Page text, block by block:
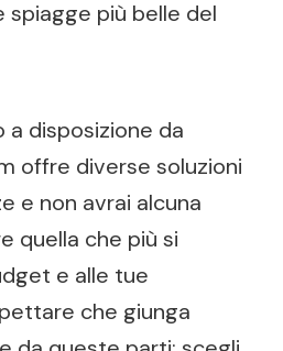
spiagge più belle del
a disposizione da
offre diverse soluzioni
e non avrai alcuna
quella che più si
e alle tue
che giunga